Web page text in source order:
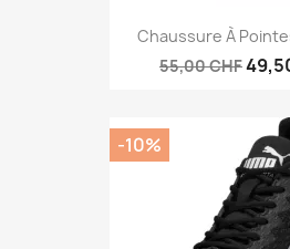
Chaussure À
55,00 CHF
-10%